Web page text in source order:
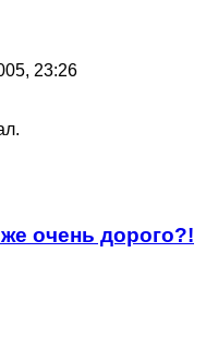
23:26
очень дорого?!